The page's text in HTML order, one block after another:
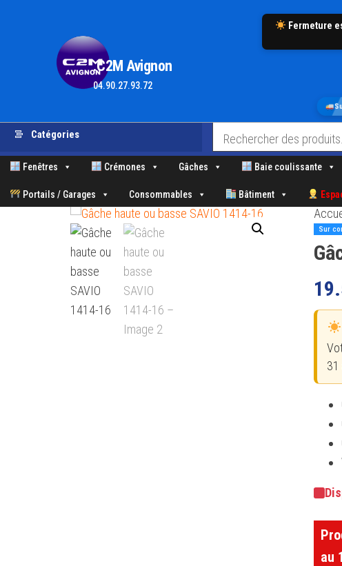
Aller
contenu
.C2M Avignon
04.90.27.93.72
Fermeture
Fenêtres Crémones Gâches Baie coulissante
Portails / Garages Consommables Bâtiment
Catégories
Sur
31
au